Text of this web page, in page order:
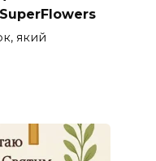
який